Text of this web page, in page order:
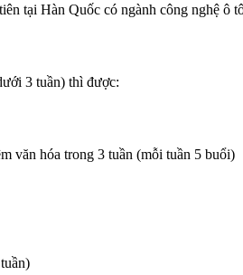
tại Hàn Quốc có ngành công nghệ ô
3 tuần) thì được:
văn hóa trong 3 tuần (mỗi tuần 5 buổi)